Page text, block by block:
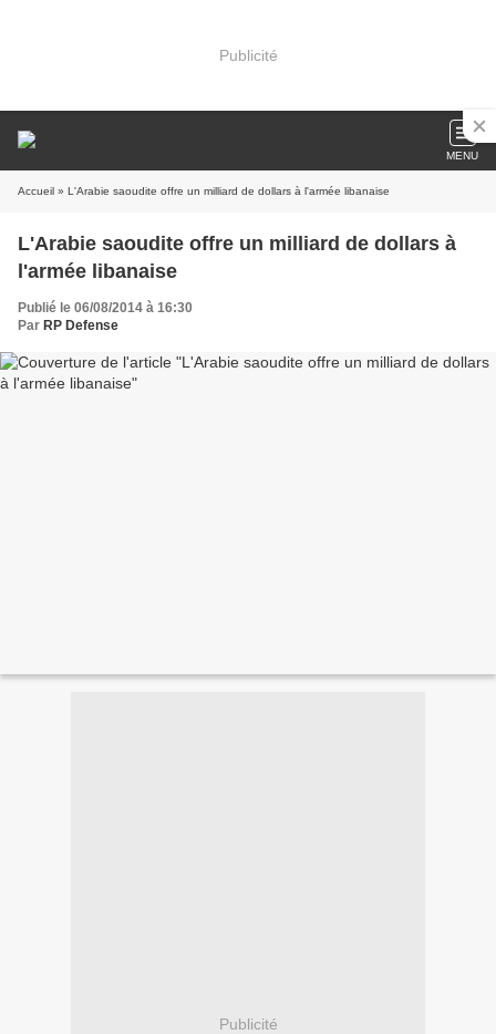
Publicité
MENU
Accueil » L'Arabie saoudite offre un milliard de dollars à l'armée libanaise
L'Arabie saoudite offre un milliard de dollars à
l'armée libanaise
Publié le 06/08/2014 à 16:30
Par RP Defense
Publicité